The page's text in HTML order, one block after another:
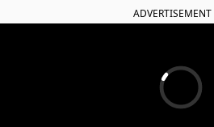
ADVERTISEMENT